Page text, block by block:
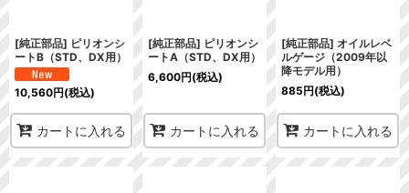
[純正部品] ピリオンシ
ートB（STD、DX用）
10,560円(税込)
カートに入れる
[純正部品] ピリオンシ
ートA（STD、DX用）
6,600円(税込)
カートに入れる
[純正部品] オイルレベ
ルゲージ（2009年以
降モデル用）
885円(税込)
カートに入れる